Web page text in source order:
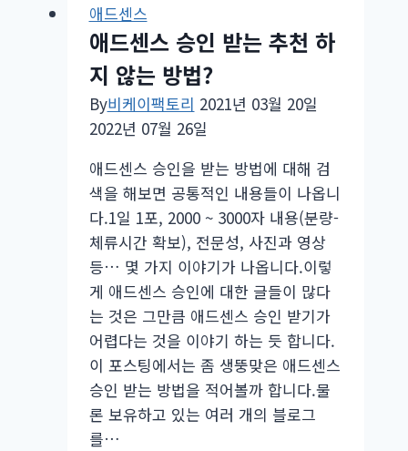
츠
내
자
동
입
광
고
단
위
추
천
애드센스
애드센스 승인 받는 추천 하
지 않는 방법?
By비케이팩토리 2021년 03월 20일
2022년 07월 26일
애드센스 승인을 받는 방법에 대해 검
색을 해보면 공통적인 내용들이 나옵니
다.1일 1포, 2000 ~ 3000자 내용(분량-
체류시간 확보), 전문성, 사진과 영상
등… 몇 가지 이야기가 나옵니다.이렇
게 애드센스 승인에 대한 글들이 많다
는 것은 그만큼 애드센스 승인 받기가
어렵다는 것을 이야기 하는 듯 합니다.
이 포스팅에서는 좀 생뚱맞은 애드센스
승인 받는 방법을 적어볼까 합니다.물
론 보유하고 있는 여러 개의 블로그
를…